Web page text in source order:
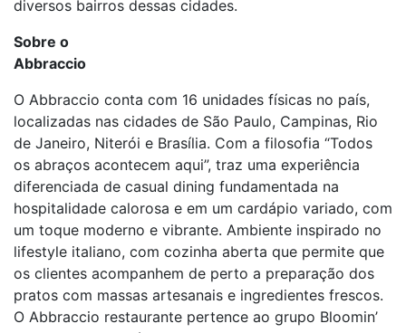
diversos bairros dessas cidades.
Sobre o
O Abbraccio conta com 16 unidades físicas no país,
localizadas nas cidades de São Paulo, Campinas, Rio
de Janeiro, Niterói e Brasília. Com a filosofia “Todos
os abraços acontecem aqui”, traz uma experiência
diferenciada de casual dining fundamentada na
hospitalidade calorosa e em um cardápio variado, com
um toque moderno e vibrante. Ambiente inspirado no
lifestyle italiano, com cozinha aberta que permite que
os clientes acompanhem de perto a preparação dos
pratos com massas artesanais e ingredientes frescos.
O Abbraccio restaurante pertence ao grupo Bloomin’